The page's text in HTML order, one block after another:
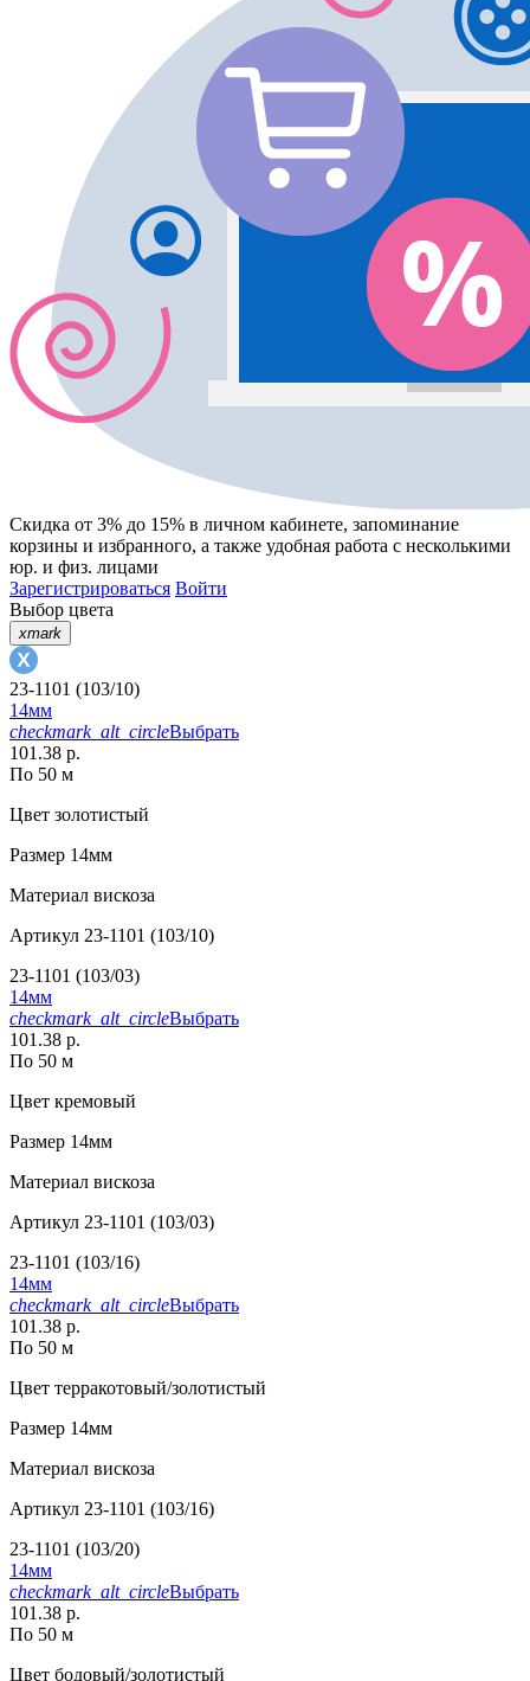
Скидка от 3% до 15% в личном кабинете, запоминание
корзины и избранного, а также удобная работа с несколькими
юр. и физ. лицами
Зарегистрироваться Войти
Выбор цвета
xmark
23-1101 (103/10)
14мм
checkmark_alt_circleВыбрать
101.38 р.
По 50 м
Цвет золотистый
Размер 14мм
Материал вискоза
Артикул 23-1101 (103/10)
23-1101 (103/03)
14мм
checkmark_alt_circleВыбрать
101.38 р.
По 50 м
Цвет кремовый
Размер 14мм
Материал вискоза
Артикул 23-1101 (103/03)
23-1101 (103/16)
14мм
checkmark_alt_circleВыбрать
101.38 р.
По 50 м
Цвет терракотовый/золотистый
Размер 14мм
Материал вискоза
Артикул 23-1101 (103/16)
23-1101 (103/20)
14мм
checkmark_alt_circleВыбрать
101.38 р.
По 50 м
Цвет бодовый/золотистый